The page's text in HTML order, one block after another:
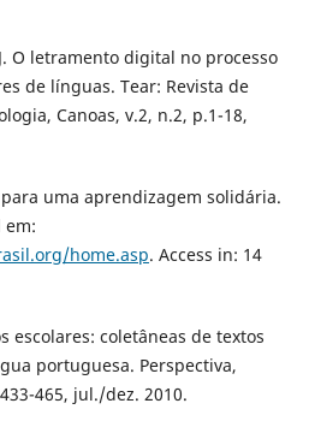
J. O letramento digital no processo
de línguas. Tear: Revista de
Canoas, v.2, n.2, p.1-18,
para uma aprendizagem solidária.
em:
home.asp. Access in: 14
escolares: coletâneas de textos
portuguesa. Perspectiva,
465, jul./dez. 2010.